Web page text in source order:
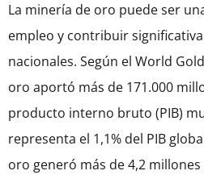
La minería de oro puede ser
empleo y contribuir
nacionales. Según el World
oro aportó más de 171.000
producto interno bruto (PIB)
representa el 1,1% del PIB
oro generó más de 4,2